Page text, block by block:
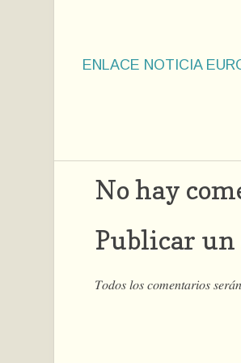
ENLACE NOTICIA
No hay
Publicar
𝑇𝑜𝑑𝑜𝑠 𝑙𝑜𝑠 𝑐𝑜𝑚𝑒𝑛𝑡𝑎𝑟𝑖𝑜𝑠